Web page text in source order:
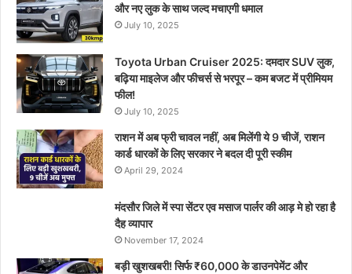
और नए लुक के साथ जल्द मचाएगी धमाल
July 10, 2025
Toyota Urban Cruiser 2025: दमदार SUV लुक,
बढ़िया माइलेज और फीचर्स से भरपूर – कम बजट में प्रीमियम
फील!
July 10, 2025
राशन में अब फ्री चावल नहीं, अब मिलेंगी ये 9 चीजें, राशन
कार्ड धारकों के लिए सरकार ने बदल दी पूरी स्कीम
April 29, 2024
मंदसौर जिले में स्पा सेंटर एव मसाज पार्लर की आड़ मे हो रहा है
दैह व्यापार
November 17, 2024
बड़ी खुशखबरी! सिर्फ ₹60,000 के डाउनपेमेंट और